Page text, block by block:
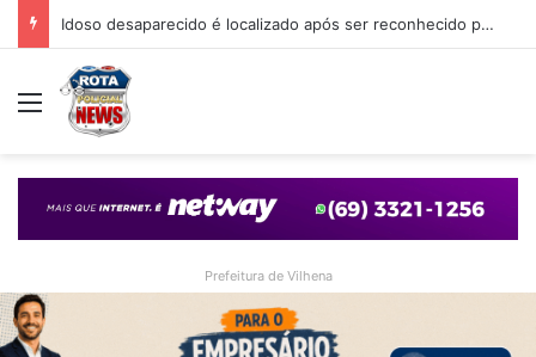
Idoso desaparecido é localizado após ser reconhecido por internauta através de matéria do Rota Policial News
Menu
Prefeitura de Vilhena